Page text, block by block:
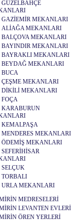
GÜZELBAHÇE
GAZİEMİR MEKANLARI
ALİAĞA MEKANLARI
BALÇOVA MEKANLARI
BAYINDIR MEKANLARI
BAYRAKLI MEKANLARI
BEYDAĞ MEKANLARI
BUCA
ÇEŞME MEKANLARI
DİKİLİ MEKANLARI
FOÇA
KARABURUN
KEMALPAŞA
MENDERES MEKANLARI
ÖDEMİŞ MEKANLARI
SEFERİHİSAR
SELÇUK
TORBALI
URLA MEKANLARI
MEDRESELERİ
LEVANTEN EVLERİ
ÖREN YERLERİ